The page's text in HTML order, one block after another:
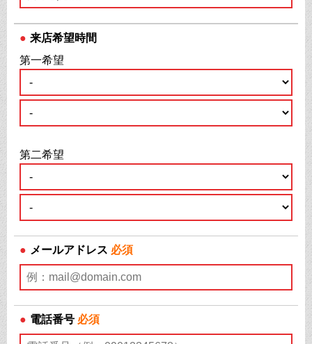
● 来店希望時間
第一希望
第二希望
● メールアドレス 必須
● 電話番号 必須